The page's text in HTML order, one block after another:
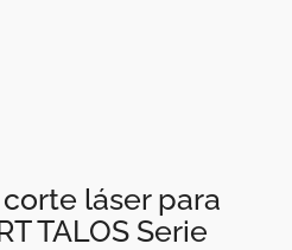
láser para
TALOS Serie